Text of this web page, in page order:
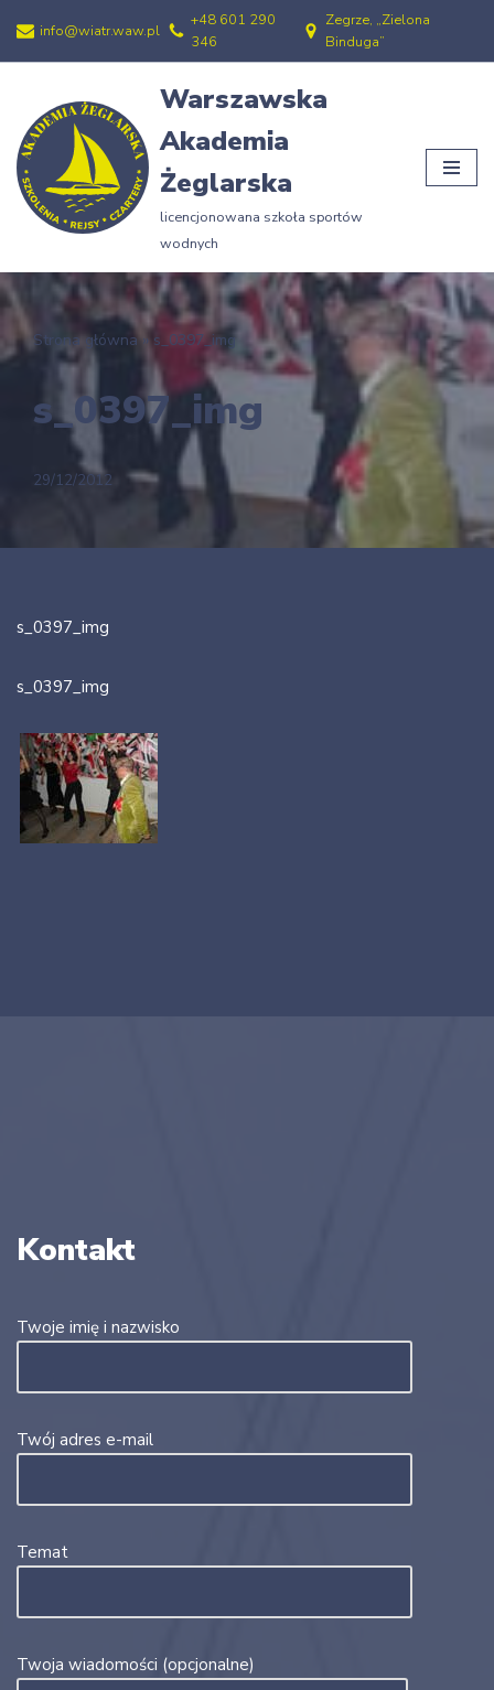
Przejdź
treści
info@wiatr.waw.pl
+48 601 290
346
Zegrze, „Zielona
Binduga”
Warszawska
Akademia
Żeglarska
licencjonowana szkoła sportów
wodnych
Strona główna» s_0397_img
s_0397_img
29/12/2012
s_0397_img
s_0397_img
Kontakt
Twoje imię i nazwisko
Twój adres e-mail
Temat
Twoja wiadomości (opcjonalne)